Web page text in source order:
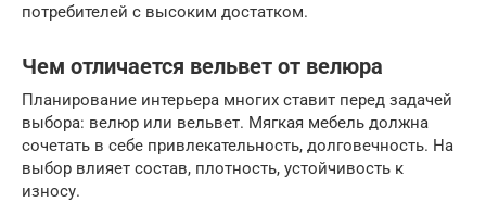
потребителей с высоким достатком.
Чем отличается вельвет от велюра
Планирование интерьера многих ставит перед задачей
выбора: велюр или вельвет. Мягкая мебель должна
сочетать в себе привлекательность, долговечность. На
выбор влияет состав, плотность, устойчивость к
износу.